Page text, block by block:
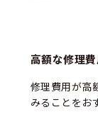
高額な修理
修理費用が高
みることをお